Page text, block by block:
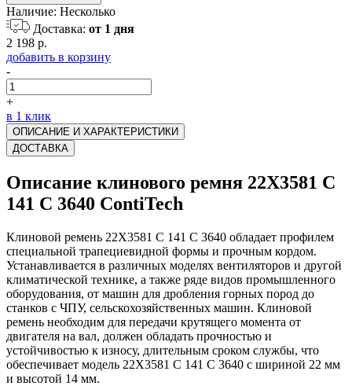
Наличие: Несколько
Доставка: от 1 дня
2 198 р.
добавить в корзину
-
+
в 1 клик
ОПИСАНИЕ И ХАРАКТЕРИСТИКИ
ДОСТАВКА
Описание клинового ремня 22X3581 C
141 C 3640 ContiTech
Клиновой ремень 22X3581 C 141 C 3640 обладает профилем
специальной трапециевидной формы и прочным кордом.
Устанавливается в различных моделях вентиляторов и другой
климатической технике, а также ряде видов промышленного
оборудования, от машин для дробления горных пород до
станков с ЧПУ, сельскохозяйственных машин. Клиновой
ремень необходим для передачи крутящего момента от
двигателя на вал, должен обладать прочностью и
устойчивостью к износу, длительным сроком службы, что
обеспечивает модель 22X3581 C 141 C 3640 с шириной 22 мм
и высотой 14 мм.